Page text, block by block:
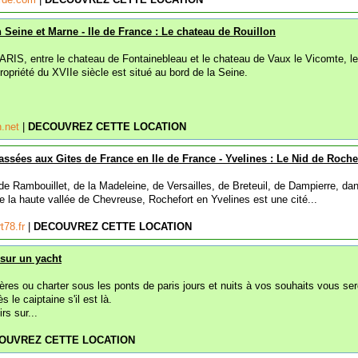
Seine et Marne - Ile de France : Le chateau de Rouillon
entre le chateau de Fontainebleau et le chateau de Vaux le Vicomte, le
du XVIIe siècle est situé au bord de la Seine.
DECOUVREZ CETTE LOCATION
aux Gites de France en Ile de France - Yvelines : Le Nid de
Rambouillet, de la Madeleine, de Versailles, de Breteuil, de Dampierre,
la haute vallée de Chevreuse, Rochefort en Yvelines est une cité...
DECOUVREZ CETTE LOCATION
un yacht
ou charter sous les ponts de paris jours et nuits à vos souhaits vous
le caiptaine s'il est là.
sur...
CETTE LOCATION